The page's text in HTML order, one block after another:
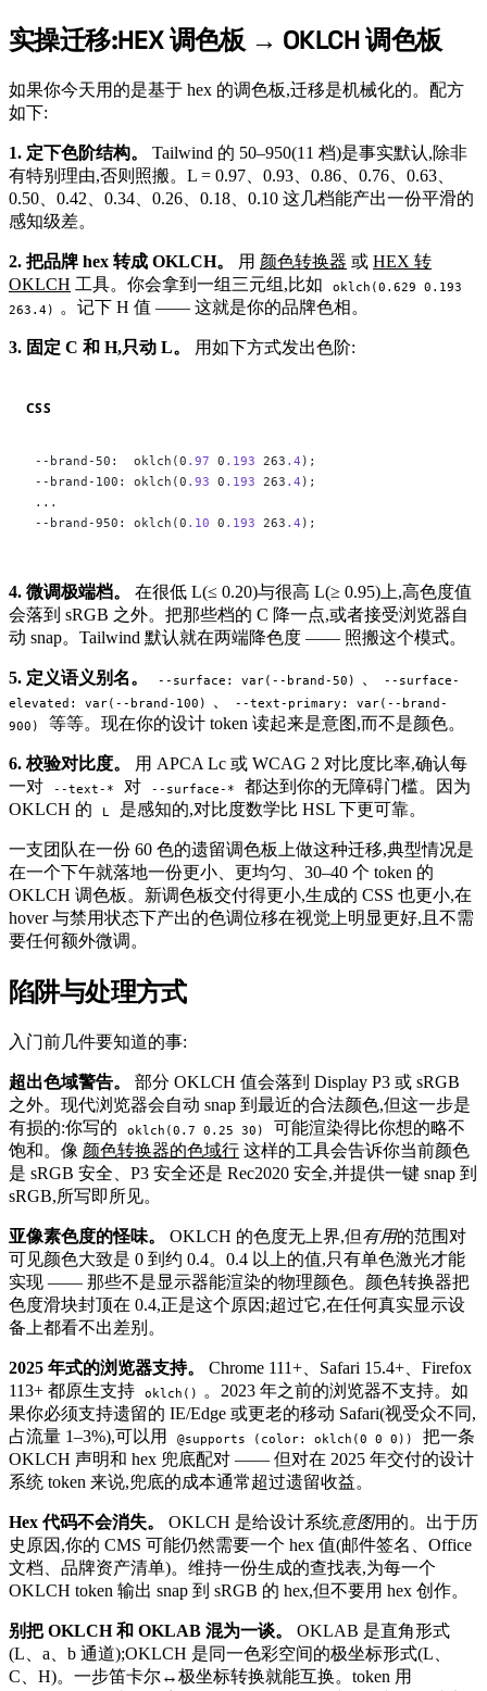
#
实操迁移:HEX 调色板 → OKLCH 调色板
如果你今天用的是基于 hex 的调色板,迁移是机械化的。配方
如下:
1. 定下色阶结构。
Tailwind 的 50–950(11 档)是事实默认,除非
有特别理由,否则照搬。L = 0.97、0.93、0.86、0.76、0.63、
0.50、0.42、0.34、0.26、0.18、0.10 这几档能产出一份平滑的
感知级差。
2. 把品牌 hex 转成 OKLCH。 用 颜色转换器 或 HEX 转
OKLCH 工具。你会拿到一组三元组,比如
oklch(0.629 0.193
263.4)
。记下 H 值 —— 这就是你的品牌色相。
3. 固定 C 和 H,只动 L。 用如下方式发出色阶:
CSS
--brand-50:  oklch(0 .97 0 .193 263 .4 );
--brand-100: oklch(0 .93 0 .193 263 .4 );
...
--brand-950: oklch(0 .10 0 .193 263 .4 );
4. 微调极端档。
在很低 L(≤ 0.20)与很高 L(≥ 0.95)上,高色度值
会落到 sRGB 之外。把那些档的 C 降一点,或者接受浏览器自
动 snap。Tailwind 默认就在两端降色度 —— 照搬这个模式。
5. 定义语义别名。 --surface: var(--brand-50)
--surface-
elevated: var(--brand-100)
--text-primary: var(--brand-
900)
等等。现在你的设计 token 读起来是意图,而不是颜色。
6. 校验对比度。
用 APCA Lc 或 WCAG 2 对比度比率,确认每
一对
--text-* 对 --surface-*
都达到你的无障碍门槛。因为
OKLCH 的
L 是感知的,对比度数学比 HSL 下更可靠。
一支团队在一份 60 色的遗留调色板上做这种迁移,典型情况是
在一个下午就落地一份更小、更均匀、30–40 个 token 的
OKLCH 调色板。新调色板交付得更小,生成的 CSS 也更小,在
hover 与禁用状态下产出的色调位移在视觉上明显更好,且不需
要任何额外微调。
#
陷阱与处理方式
入门前几件要知道的事:
超出色域警告。
部分 OKLCH 值会落到 Display P3 或 sRGB
之外。现代浏览器会自动 snap 到最近的合法颜色,但这一步是
有损的:你写的
oklch(0.7 0.25 30)
可能渲染得比你想的略不
饱和。像 颜色转换器的色域行 这样的工具会告诉你当前颜色
是 sRGB 安全、P3 安全还是 Rec2020 安全,并提供一键 snap 到
sRGB,所写即所见。
亚像素色度的怪味。 OKLCH 的色度无上界,但有用的范围对
可见颜色大致是 0 到约 0.4。0.4 以上的值,只有单色激光才能
实现 —— 那些不是显示器能渲染的物理颜色。颜色转换器把
色度滑块封顶在 0.4,正是这个原因;超过它,在任何真实显示设
备上都看不出差别。
2025 年式的浏览器支持。
Chrome 111+、Safari 15.4+、Firefox
113+ 都原生支持
oklch()
。2023 年之前的浏览器不支持。如
果你必须支持遗留的 IE/Edge 或更老的移动 Safari(视受众不同,
占流量 1–3%),可以用
@supports (color: oklch(0 0 0))
把一条
OKLCH 声明和 hex 兜底配对 —— 但对在 2025 年交付的设计
系统 token 来说,兜底的成本通常超过遗留收益。
Hex 代码不会消失。 OKLCH 是给设计系统意图用的。出于历
史原因,你的 CMS 可能仍然需要一个 hex 值(邮件签名、Office
文档、品牌资产清单)。维持一份生成的查找表,为每一个
OKLCH token 输出 snap 到 sRGB 的 hex,但不要用 hex 创作。
别把 OKLCH 和 OKLAB 混为一谈。
OKLAB 是直角形式
(L、a、b 通道);OKLCH 是同一色彩空间的极坐标形式(L、
C、H)。一步笛卡尔↔极坐标转换就能互换。token 用